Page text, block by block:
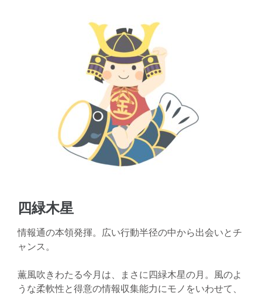
四緑木星
情報通の本領発揮。広い行動半径の中から出会いとチ
ャンス。
薫風吹きわたる今月は、まさに四緑木星の月。風のよ
うな柔軟性と得意の情報収集能力にモノをいわせて、